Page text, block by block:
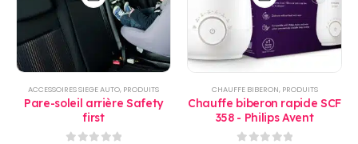
ACCESSOIRES SIEGE AUTO, PRODUITS
Pare-soleil arrière Safety
first
CHAUFFE BIBERON, PRODUITS
Chauffe biberon rapide SCF
358 - Philips Avent